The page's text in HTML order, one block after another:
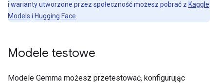
i warianty utworzone przez społeczność możesz pobrać z Kaggle
Models i Hugging Face
Modele testowe
Modele Gemma możesz przetestować, konfigurując